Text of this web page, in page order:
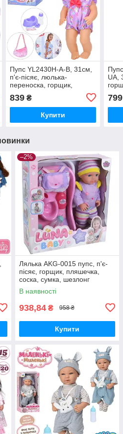
Пупс YL2430H-A-B, 31см,
п'є-пісяє, люлька-
переноска, горщик,
839₴
Купити
UA,
799
–2%
Лялька AKG-0015 пупс, п'є-
пісяє, горщик, пляшечка,
соска, сумка, шезлонг
В наявності
938,84 ₴ 958 ₴
Купити